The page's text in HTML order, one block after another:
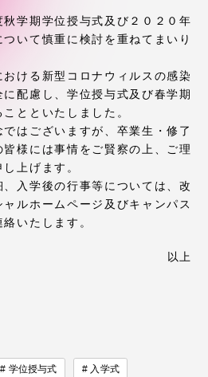
学期学位授与式及び２０２０年
いて慎重に検討を重ねてまいり
ける新型コロナウィルスの感染
配慮し、学位授与式及び春学期
とといたしました。
はございますが、卒業生・修了
様には事情をご賢察の上、ご理
上げます。
入学後の行事等については、改
ルホームページ及びキャンパス
いたします。
以上
学位授与式 入学式
湘南キャンパス